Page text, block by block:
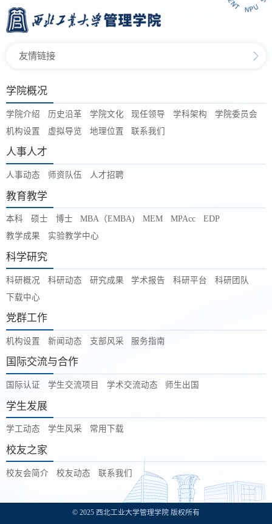
友情链接
学院概况
学院介绍 历史沿革 学院文化 现任领导 学科架构
学院委员会
机构设置
虚拟导览 地理位置 联系我们
人事人才
人事动态 师资队伍 人才招聘
教育教学
本科 硕士 博士 MBA（EMBA) MEM MPAcc
EDP
教学成果
实验教学中心
科学研究
科研概况 科研动态 研究成果 学术报告 科研平台
科研团队
下载中心
党群工作
机构设置 新闻动态 支部风采 服务指南
国际交流与合作
国际认证 学生交流项目 学术交流动态 师生出国
学生发展
学工动态 学生风采 常用下载
校友之家
校友会简介 校友动态 联系我们
© 2025 西北工业大学管理学院 版权所有